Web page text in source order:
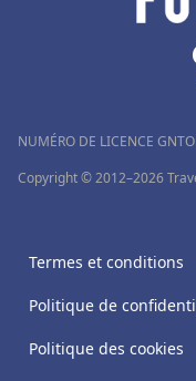
Hôtels à Merlimont
NUMÉRO DE LICENCE
Copyright © 2012–2026
Termes et conditions
Politique de
Politique des cookies